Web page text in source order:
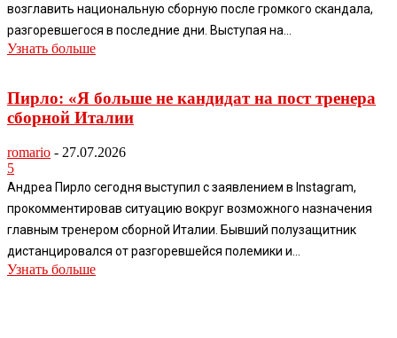
возглавить национальную сборную после громкого скандала,
разгоревшегося в последние дни. Выступая на...
Узнать больше
Пирло: «Я больше не кандидат на пост тренера
сборной Италии
romario - 27.07.2026
5
Андреа Пирло сегодня выступил с заявлением в Instagram,
прокомментировав ситуацию вокруг возможного назначения
главным тренером сборной Италии. Бывший полузащитник
дистанцировался от разгоревшейся полемики и...
Узнать больше